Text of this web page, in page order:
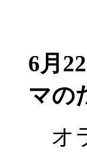
6月
マの
オ